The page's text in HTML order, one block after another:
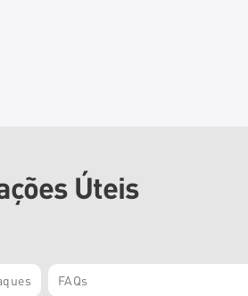
Úteis
FAQs